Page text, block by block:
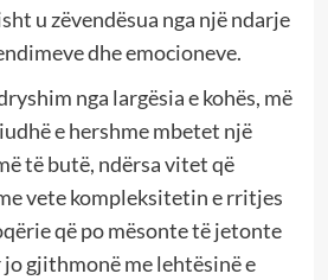
u zëvendësua nga një ndarje
dhe emocioneve.
nga largësia e kohës, më
e hershme mbetet një
të butë, ndërsa vitet që
vete kompleksitetin e rritjes
që po mësonte të jetonte
gjithmonë me lehtësinë e